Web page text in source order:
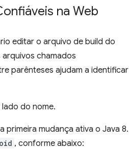
na Web
editar o arquivo de build do
arquivos chamados
parênteses ajudam a identificar
lado do nome.
primeira mudança ativa o Java 8.
, conforme abaixo: